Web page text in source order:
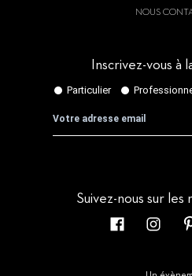
NOUS
Inscrivez-vous à
Suivez-nous sur les